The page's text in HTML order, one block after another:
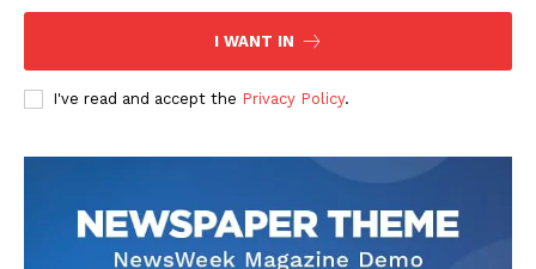
DOWNLOAD NOW
I WANT IN
I've read and accept the Privacy Policy.